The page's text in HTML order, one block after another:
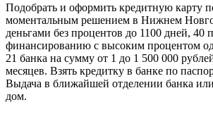
Подобрать и оформить кредитную карту
моментальным решением в Нижнем
деньгами без процентов до 1100 дней, 40
финансированию с высоким процентом
21 банка на сумму от 1 до 1 500 000
месяцев. Взять кредитку в банке по
Выдача в ближайшей отделении банка
дом.